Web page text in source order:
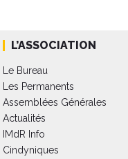
L’ASSOCIATION
Le Bureau
Les Permanents
Assemblées Générales
Actualités
IMdR Info
Cindyniques